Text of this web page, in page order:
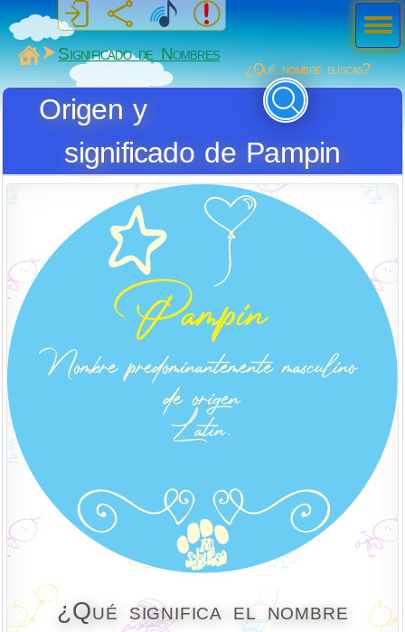
MiSabueso
Significado de Nombres
¿Qué nombre buscas?
Origen y
significado de Pampin
¿Qué significa el nombre
Men
ú